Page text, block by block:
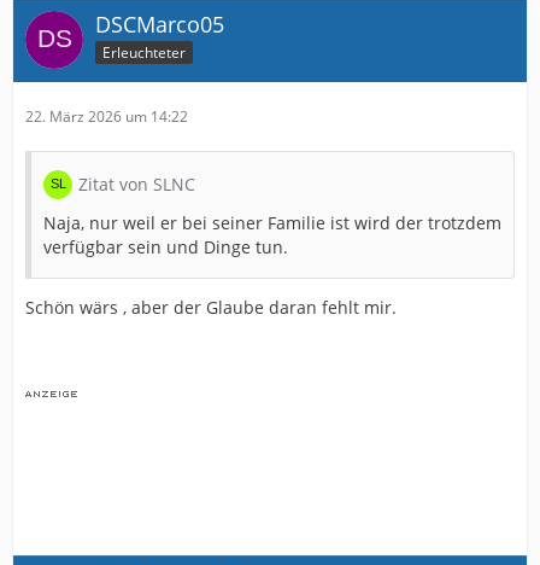
DSCMarco05
Erleuchteter
22. März 2026 um 14:22
Zitat von SLNC
Naja, nur weil er bei seiner Familie ist wird der trotzdem
verfügbar sein und Dinge tun.
Schön wärs , aber der Glaube daran fehlt mir.